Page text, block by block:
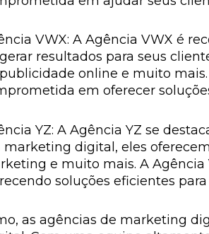
VWX: A Agência VWX é
resultados para seus
online e muito
em oferecer
YZ: A Agência YZ se
marketing digital, eles
e muito mais. A
soluções eficientes
as agências de marketing